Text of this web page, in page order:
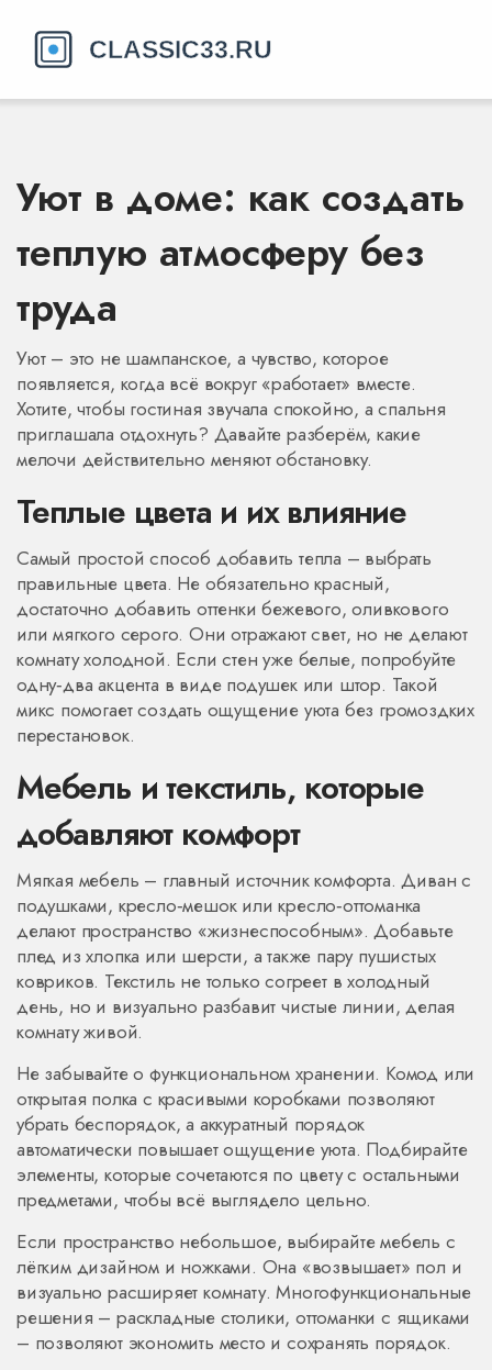
Уют в доме: как создать
теплую атмосферу без
труда
Уют – это не шампанское, а чувство, которое
появляется, когда всё вокруг «работает» вместе.
Хотите, чтобы гостиная звучала спокойно, а спальня
приглашала отдохнуть? Давайте разберём, какие
мелочи действительно меняют обстановку.
Теплые цвета и их влияние
Самый простой способ добавить тепла – выбрать
правильные цвета. Не обязательно красный,
достаточно добавить оттенки бежевого, оливкового
или мягкого серого. Они отражают свет, но не делают
комнату холодной. Если стен уже белые, попробуйте
одну‑два акцента в виде подушек или штор. Такой
микс помогает создать ощущение уюта без громоздких
перестановок.
Мебель и текстиль, которые
добавляют комфорт
Мягкая мебель – главный источник комфорта. Диван с
подушками, кресло‑мешок или кресло‑оттоманка
делают пространство «жизнеспособным». Добавьте
плед из хлопка или шерсти, а также пару пушистых
ковриков. Текстиль не только согреет в холодный
день, но и визуально разбавит чистые линии, делая
комнату живой.
Не забывайте о функциональном хранении. Комод или
открытая полка с красивыми коробками позволяют
убрать беспорядок, а аккуратный порядок
автоматически повышает ощущение уюта. Подбирайте
элементы, которые сочетаются по цвету с остальными
предметами, чтобы всё выглядело цельно.
Если пространство небольшое, выбирайте мебель с
лёгким дизайном и ножками. Она «возвышает» пол и
визуально расширяет комнату. Многофункциональные
решения – раскладные столики, оттоманки с ящиками
– позволяют экономить место и сохранять порядок.